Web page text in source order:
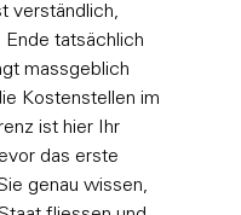
verständlich,
Ende tatsächlich
massgeblich
Kostenstellen im
ist hier Ihr
das erste
genau wissen,